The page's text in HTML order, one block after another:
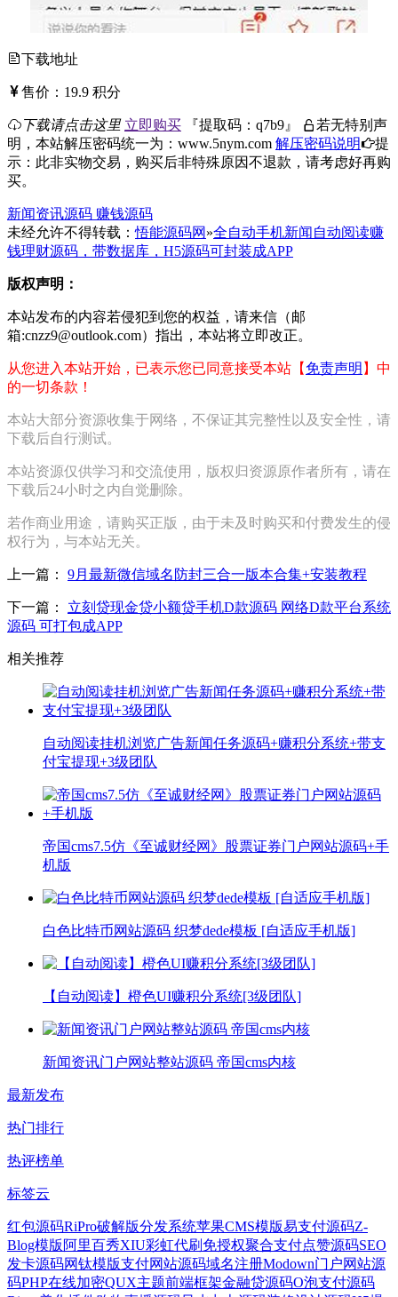
下载地址
售价： 19.9 积分
下载请点击这里 立即购买 『提取码： q7b9 』
若无特别声
明，本站解压密码统一为：www.5nym.com 解压密码说明
提
示：此非实物交易，购买后非特殊原因不退款，请考虑好再购
买。
新闻资讯源码 赚钱源码
未经允许不得转载：悟能源码网 »全自动手机新闻自动阅读赚
钱理财源码，带数据库，H5源码可封装成APP
版权声明：
本站发布的内容若侵犯到您的权益，请来信（邮
箱:cnzz9@outlook.com）指出，本站将立即改正。
从您进入本站开始，已表示您已同意接受本站【 免责声明 】中
的一切条款！
本站大部分资源收集于网络，不保证其完整性以及安全性，请
下载后自行测试。
本站资源仅供学习和交流使用，版权归资源原作者所有，请在
下载后24小时之内自觉删除。
若作商业用途，请购买正版，由于未及时购买和付费发生的侵
权行为，与本站无关。
上一篇： 9月最新微信域名防封三合一版本合集+安装教程
下一篇：
立刻贷现金贷小额贷手机D款源码 网络D款平台系统
源码 可打包成APP
相关推荐
自动阅读挂机浏览广告新闻任务源码+赚积分系统+带支
付宝提现+3级团队
帝国cms7.5仿《至诚财经网》股票证券门户网站源码+手
机版
白色比特币网站源码 织梦dede模板 [自适应手机版]
【自动阅读】橙色UI赚积分系统[3级团队]
新闻资讯门户网站整站源码 帝国cms内核
最新发布
热门排行
热评榜单
标签云
红包源码RiPro破解版分发系统苹果CMS模版易支付源码Z-
Blog模版 阿里百秀XIU彩虹代刷免授权聚合支付点赞源码SEO
发卡源码网钛模版支付网站源码域名注册Modown门户网站源
码PHP在线加密QUX主题前端框架金融贷源码O泡支付源码